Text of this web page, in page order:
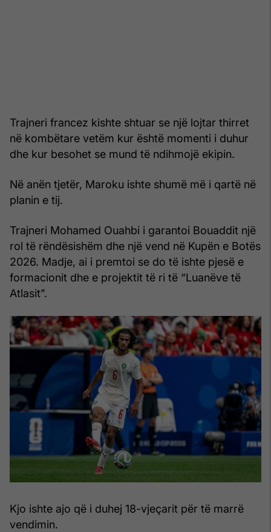
Trajneri francez kishte shtuar se një lojtar thirret
në kombëtare vetëm kur është momenti i duhur
dhe kur besohet se mund të ndihmojë ekipin.
Në anën tjetër, Maroku ishte shumë më i qartë në
planin e tij.
Trajneri Mohamed Ouahbi i garantoi Bouaddit një
rol të rëndësishëm dhe një vend në Kupën e Botës
2026. Madje, ai i premtoi se do të ishte pjesë e
formacionit dhe e projektit të ri të “Luanëve të
Atlasit”.
Kjo ishte ajo që i duhej 18-vjeçarit për të marrë
vendimin.